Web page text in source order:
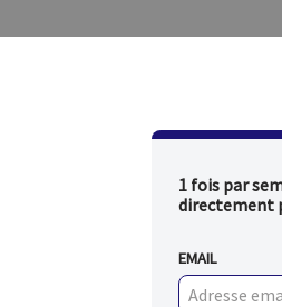
1 fois par
directement
EMAIL